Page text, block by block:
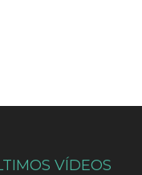
VÍDEOS